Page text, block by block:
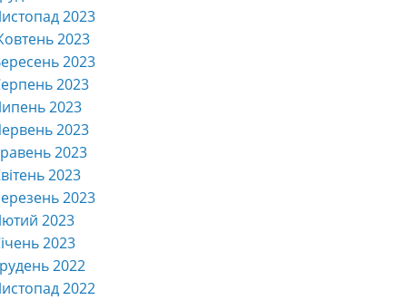
2023
2023
2023
2023
2023
2023
2023
2023
2023
2023
2023
2022
2022